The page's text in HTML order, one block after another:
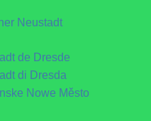
Neustadt
de Dresde
di Dresda
Nowe Město